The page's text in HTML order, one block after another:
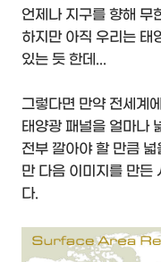
언제나 지구를 향해 무
하지만 아직 우리는 태
있는 듯 한데...
그렇다면 만약 전세계
태양광 패널을 얼마나
전부 깔아야 할 만큼
만 다음 이미지를 만든
다.